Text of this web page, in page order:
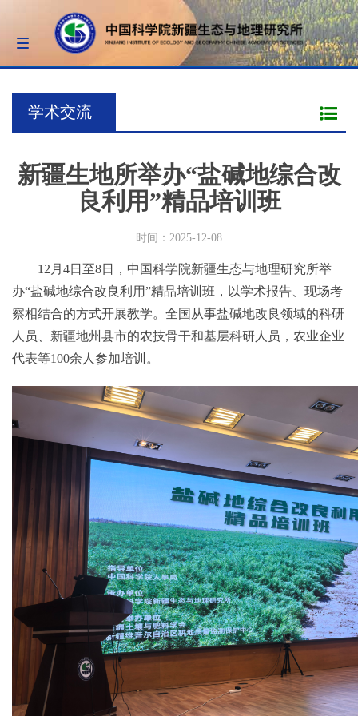
Toggle
navigation
学术交流
新疆生地所举办“盐碱地综合改
良利用”精品培训班
时间：2025-12-08
12月4日至8日，中国科学院新疆生态与地理研究所举
办“盐碱地综合改良利用”精品培训班，以学术报告、现场考
察相结合的方式开展教学。全国从事盐碱地改良领域的科研
人员、新疆地州县市的农技骨干和基层科研人员，农业企业
代表等100余人参加培训。